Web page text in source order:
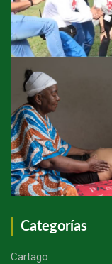
Categorías
Cartago